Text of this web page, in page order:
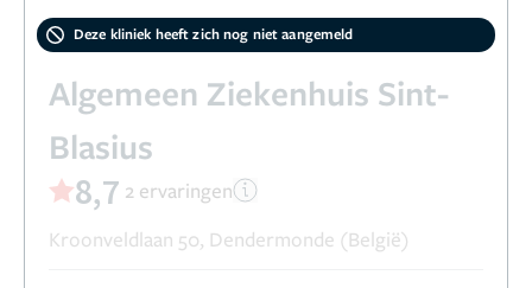
Deze kliniek heeft zich nog niet aangemeld
Algemeen Ziekenhuis Sint-
Blasius
8,7 2 ervaringen
Kroonveldlaan 50, Dendermonde (België)